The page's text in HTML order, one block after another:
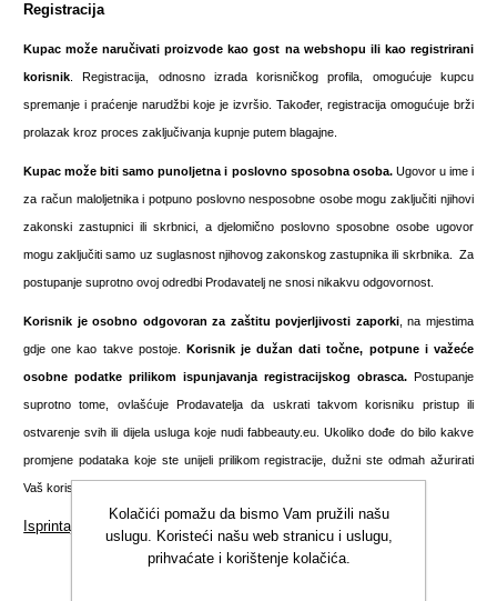
Registracija
Kupac može naručivati proizvode kao gost na webshopu ili kao registrirani
korisnik . Registracija, odnosno izrada korisničkog profila, omogućuje kupcu
spremanje i praćenje narudžbi koje je izvršio. Također, registracija omogućuje brži
prolazak kroz proces zaključivanja kupnje putem blagajne.
Kupac može biti samo punoljetna i poslovno sposobna osoba.Ugovor u ime i
za račun maloljetnika i potpuno poslovno nesposobne osobe mogu zaključiti njihovi
zakonski zastupnici ili skrbnici, a djelomično poslovno sposobne osobe ugovor
mogu zaključiti samo uz suglasnost njihovog zakonskog zastupnika ili skrbnika. Za
postupanje suprotno ovoj odredbi Prodavatelj ne snosi nikakvu odgovornost.
Korisnik je osobno odgovoran za zaštitu povjerljivosti zaporki, na mjestima
gdje one kao takve postoje. Korisnik je dužan dati točne, potpune i važeće
osobne podatke prilikom ispunjavanja registracijskog obrasca.Postupanje
suprotno tome, ovlašćuje Prodavatelja da uskrati takvom korisniku pristup ili
ostvarenje svih ili dijela usluga koje nudi fabbeauty.eu. Ukoliko dođe do bilo kakve
promjene podataka koje ste unijeli prilikom registracije, dužni ste odmah ažurirati
Vaš korisnički račun kako biste nas obavijestili o nastalim promjenama.
Isprintajte ovu stranicu
Kolačići pomažu da bismo Vam pružili našu
uslugu. Koristeći našu web stranicu i uslugu,
prihvaćate i korištenje kolačića.